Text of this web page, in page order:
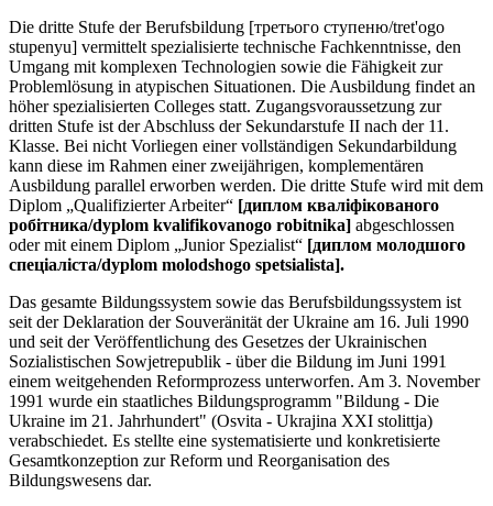
Die dritte Stufe der Berufsbildung [третього ступеню/tret'ogo
stupenyu] vermittelt spezialisierte technische Fachkenntnisse, den
Umgang mit komplexen Technologien sowie die Fähigkeit zur
Problemlösung in atypischen Situationen. Die Ausbildung findet an
höher spezialisierten Colleges statt. Zugangsvoraussetzung zur
dritten Stufe ist der Abschluss der Sekundarstufe II nach der 11.
Klasse. Bei nicht Vorliegen einer vollständigen Sekundarbildung
kann diese im Rahmen einer zweijährigen, komplementären
Ausbildung parallel erworben werden. Die dritte Stufe wird mit dem
Diplom „Qualifizierter Arbeiter“ [диплом кваліфікованого
робітника/dyplom kvalifikovanogo robitnika] abgeschlossen
oder mit einem Diplom „Junior Spezialist“ [диплом молодшого
спеціаліста/dyplom molodshogo spetsialista].
Das gesamte Bildungssystem sowie das Berufsbildungssystem ist
seit der Deklaration der Souveränität der Ukraine am 16. Juli 1990
und seit der Veröffentlichung des Gesetzes der Ukrainischen
Sozialistischen Sowjetrepublik - über die Bildung im Juni 1991
einem weitgehenden Reformprozess unterworfen. Am 3. November
1991 wurde ein staatliches Bildungsprogramm "Bildung - Die
Ukraine im 21. Jahrhundert" (Osvita - Ukrajina XXI stolittja)
verabschiedet. Es stellte eine systematisierte und konkretisierte
Gesamtkonzeption zur Reform und Reorganisation des
Bildungswesens dar.